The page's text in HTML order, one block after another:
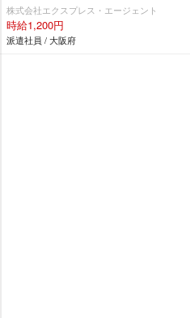
株式会社エクスプレス・エージェント
時給1,200円
派遣社員 / 大阪府